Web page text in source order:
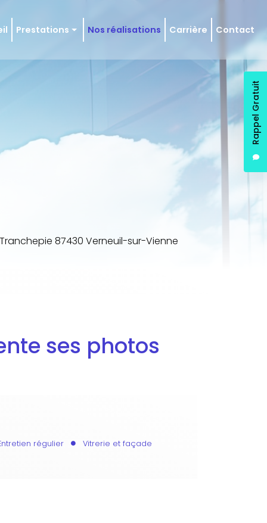
Rappel Gratuit
Prestations Nos réalisations Carrière Contact
87430 Verneuil-sur-Vienne
ses photos
régulier Vitrerie et façade